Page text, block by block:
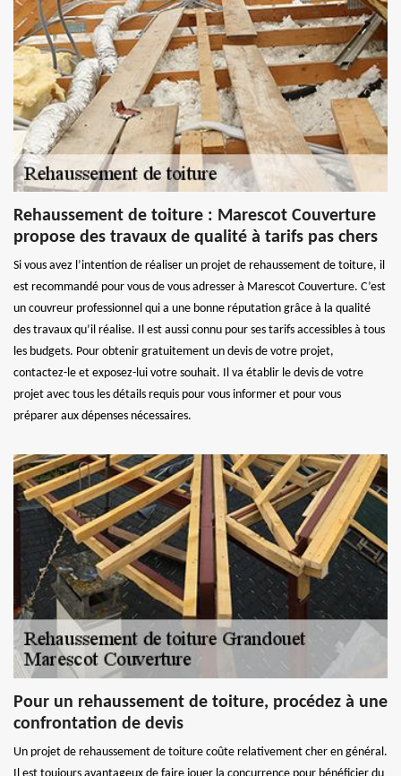
Rehaussement de toiture : Marescot Couverture
propose des travaux de qualité à tarifs pas chers
Si vous avez l’intention de réaliser un projet de rehaussement de toiture, il
est recommandé pour vous de vous adresser à Marescot Couverture. C’est
un couvreur professionnel qui a une bonne réputation grâce à la qualité
des travaux qu’il réalise. Il est aussi connu pour ses tarifs accessibles à tous
les budgets. Pour obtenir gratuitement un devis de votre projet,
contactez-le et exposez-lui votre souhait. Il va établir le devis de votre
projet avec tous les détails requis pour vous informer et pour vous
préparer aux dépenses nécessaires.
Pour un rehaussement de toiture, procédez à une
confrontation de devis
Un projet de rehaussement de toiture coûte relativement cher en général.